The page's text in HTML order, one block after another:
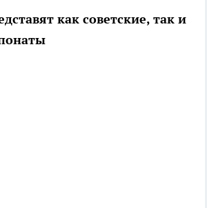
как советские, так и